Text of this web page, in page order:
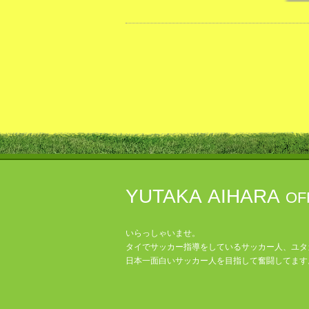
YUTAKA AIHARA
いらっしゃいませ。
タイでサッカー指導をしているサッカー人、ユ
日本一面白いサッカー人を目指して奮闘してま